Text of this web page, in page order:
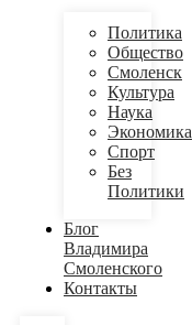
Политика
Общество
Смоленск
Культура
Наука
Экономика
Спорт
Без
Политики
Блог
Владимира
Смоленского
Контакты